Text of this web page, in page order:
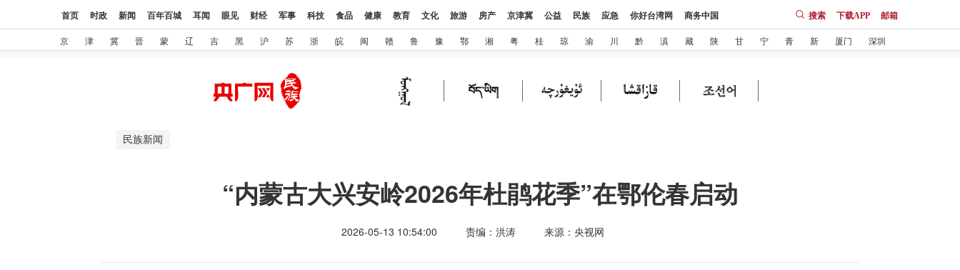
首页 时政 新闻 百年百城 耳闻 眼见 财经 军事 科技 食品 健康 教育 文化 旅游 房产 京津冀 公益 民族 应急 你好台湾网 商务中国 搜索 下载APP 邮箱
京 津 冀 晋 蒙 辽 吉 黑 沪 苏 浙 皖 闽 赣 鲁 豫 鄂 湘 粤 桂 琼 渝 川 黔 滇 藏 陕 甘 宁 青 新 厦门 深圳
民族新闻
“内蒙古大兴安岭2026年杜鹃花季”在鄂伦春启动
2026-05-13 10:54:00 责编：洪涛 来源：央视网